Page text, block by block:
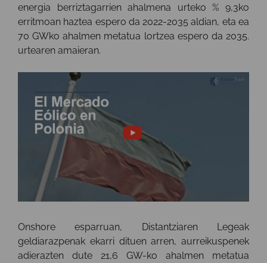
energia berriztagarrien ahalmena urteko % 9,3ko
erritmoan haztea espero da 2022-2035 aldian, eta ea
70 GWko ahalmen metatua lortzea espero da 2035.
urtearen amaieran.
Onshore esparruan, Distantziaren Legeak
geldiarazpenak ekarri dituen arren, aurreikuspenek
adierazten dute 21,6 GW-ko ahalmen metatua